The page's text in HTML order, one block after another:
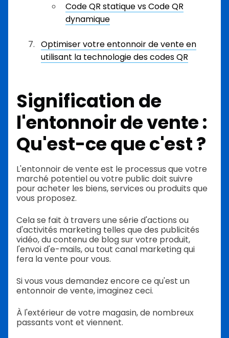
Code QR statique vs Code QR
dynamique
Optimiser votre entonnoir de vente en
utilisant la technologie des codes QR
Signification de
l'entonnoir de vente :
Qu'est-ce que c'est ?
L'entonnoir de vente est le processus que votre
marché potentiel ou votre public doit suivre
pour acheter les biens, services ou produits que
vous proposez.
Cela se fait à travers une série d'actions ou
d'activités marketing telles que des publicités
vidéo, du contenu de blog sur votre produit,
l'envoi d'e-mails, ou tout canal marketing qui
fera la vente pour vous.
Si vous vous demandez encore ce qu'est un
entonnoir de vente, imaginez ceci.
À l'extérieur de votre magasin, de nombreux
passants vont et viennent.